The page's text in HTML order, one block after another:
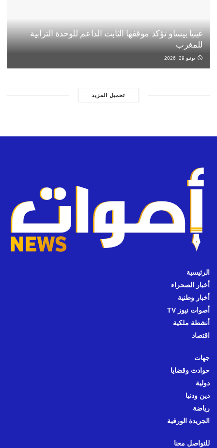
غينيا بيساو تؤكد موقفها الثابت الداعم للوحدة الترابية
للمغرب
يونيو 29, 2026
تحميل المزيد
الرئيسية
أخبار الصحراء
أخبار وطنية
أصوات نيوز TV
أنشطة ملكية
اقتصاد
جهات
حوادث وقضايا
دولية
دين ودنيا
رياضة
الجريدة الورقية
للتواصل معنا